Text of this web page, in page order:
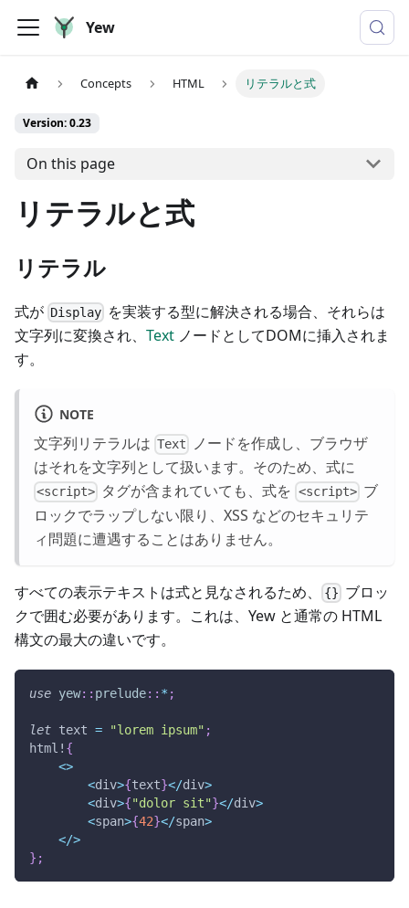
Yew
Concepts HTML リテラルと式
Version: 0.23
On this page
リテラルと式
リテラル
式が Display を実装する型に解決される場合、それらは
文字列に変換され、 Text ノードとしてDOMに挿入されま
す。
NOTE
文字列リテラルは Text
ノードを作成し、ブラウザ
はそれを文字列として扱います。そのため、式に
<script> タグが含まれていても、式を <script>ブ
ロックでラップしない限り、XSS などのセキュリテ
ィ問題に遭遇することはありません。
すべての表示テキストは式と見なされるため、 {} ブロッ
クで囲む必要があります。これは、Yew と通常の HTML
構文の最大の違いです。
use yew:: prelude:: * ;
let text = "lorem ipsum" ;
html! {
<>
<div>{text}</div>
<div>{"dolor sit"}</div>
<span>{42}</span>
</>
} ;